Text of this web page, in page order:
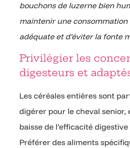
bouchons de luzerne bien
maintenir une consommation
adéquate et d’éviter la fonte
Privilégier les
digesteurs et adaptés
Les céréales entières sont
digérer pour le cheval senior,
baisse de l’efficacité digestive
Préférer des aliments